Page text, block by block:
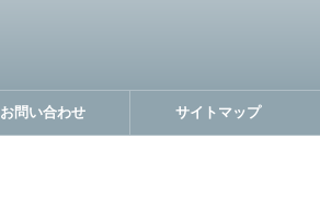
お問い合わせ サイトマップ